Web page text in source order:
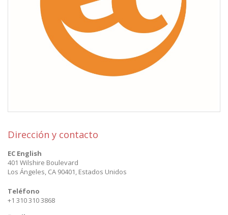
Dirección y contacto
EC English
401 Wilshire Boulevard
Los Ángeles CA 90401 Estados Unidos
Teléfono
+1 310 310 3868